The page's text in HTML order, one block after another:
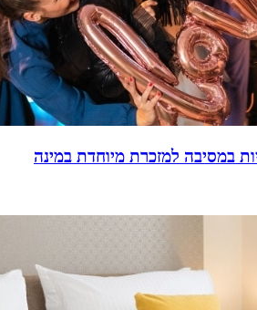
במסיבה למזכרת מיוחדת במינה